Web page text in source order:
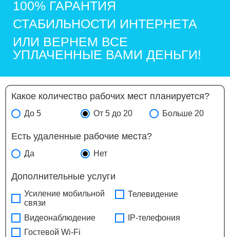
Гелиос
Георг Плаза
Гефест
Гименей
Глобал Сити
Головинские пруды
Город Рязанский
Город Столиц
Гранд Сетунь Плаза
Гранд Юг
Грин
100% ГАРАНТИЯ
СТАБИЛЬНОСТИ ИНТЕРНЕТА
ИЛИ ВЕРНЕМ ВСЕ
УПЛАЧЕННЫЕ ВАМИ ДЕНЬГИ!
Какое количество рабочих мест планируется?
До 5 От 5 до 20 Больше 20
Есть удаленные рабочие места?
Да Нет
Дополнительные услуги
Усиление мобильной
связи
Телевидение
Видеонаблюдение
IP-телефония
Гостевой Wi-Fi